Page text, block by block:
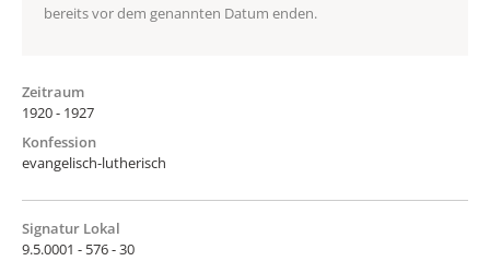
bereits vor dem genannten Datum enden.
Zeitraum
1920 - 1927
Konfession
evangelisch-lutherisch
Signatur Lokal
9.5.0001 - 576 - 30